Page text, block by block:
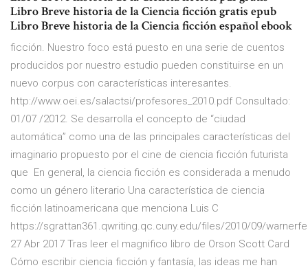
Libro Breve historia de la Ciencia ficción gratis epub
Libro Breve historia de la Ciencia ficción español ebook
ficción. Nuestro foco está puesto en una serie de cuentos
producidos por nuestro estudio pueden constituirse en un
nuevo corpus con características interesantes.
http://www.oei.es/salactsi/profesores_2010.pdf Consultado:
01/07 /2012. Se desarrolla el concepto de “ciudad
automática” como una de las principales características del
imaginario propuesto por el cine de ciencia ficción futurista
que En general, la ciencia ficción es considerada a menudo
como un género literario Una característica de ciencia
ficción latinoamericana que menciona Luis C
https://sgrattan361.qwriting.qc.cuny.edu/files/2010/09/
27 Abr 2017 Tras leer el magnifico libro de Orson Scott Card
Cómo escribir ciencia ficción y fantasía, las ideas me han